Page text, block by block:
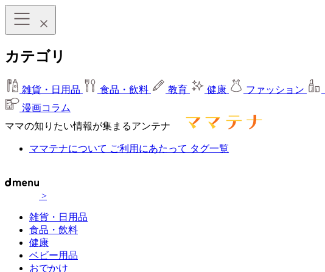
カテゴリ
雑貨・日用品 食品・飲料 教育 健康 ファッション
漫画コラム
ママの知りたい情報が集まるアンテナ
ママテナについて ご利用にあたって タグ一覧
>
雑貨・日用品
食品・飲料
健康
ベビー用品
おでかけ